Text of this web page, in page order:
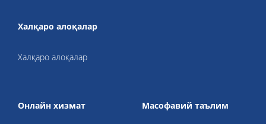
Халқаро алоқалар
Халқаро алоқалар
Онлайн хизмат Масофавий таълим